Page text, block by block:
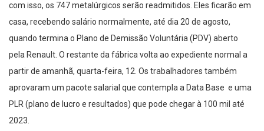
com isso, os 747 metalúrgicos serão readmitidos. Eles ficarão em
casa, recebendo salário normalmente, até dia 20 de agosto,
quando termina o Plano de Demissão Voluntária (PDV) aberto
pela Renault. O restante da fábrica volta ao expediente normal a
partir de amanhã, quarta-feira, 12. Os trabalhadores também
aprovaram um pacote salarial que contempla a Data Base e uma
PLR (plano de lucro e resultados) que pode chegar à 100 mil até
2023.